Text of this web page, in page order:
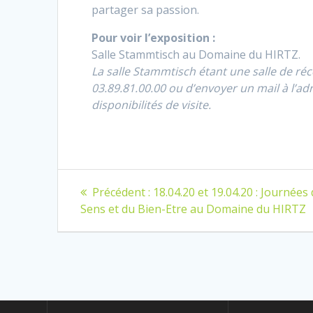
partager sa passion.
Pour voir l’exposition :
Salle Stammtisch au Domaine du HIRTZ.
La salle Stammtisch étant une salle de
03.89.81.00.00 ou d’envoyer un mail à
disponibilités de visite.
Navigation
de
Précédent : Article
précédent
18.04.20 et 19.04.20 : Journées
Sens et du Bien-Etre au Domaine du HIRTZ